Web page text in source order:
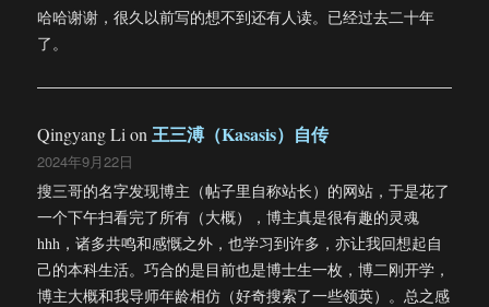
哈哈谢谢，很久以前写的想不到还有人读。已经过去二十年
了。
Qingyang Lion王三溥（Kasasis）自传
2024年9月22日
搜三哥的名字发现博主（帖子里自称站长）的网站，于是花了
一个下午扫看完了所有（大概），博主真是很有趣的灵魂
hhh，诸多共鸣和感慨之外，也学习到许多，亦让我回想起自
己的本科生活。巧合的是目前也是博士生一枚，博二刚开学，
博主大概和我导师年龄相仿（好奇搜索了一些领英）。总之感